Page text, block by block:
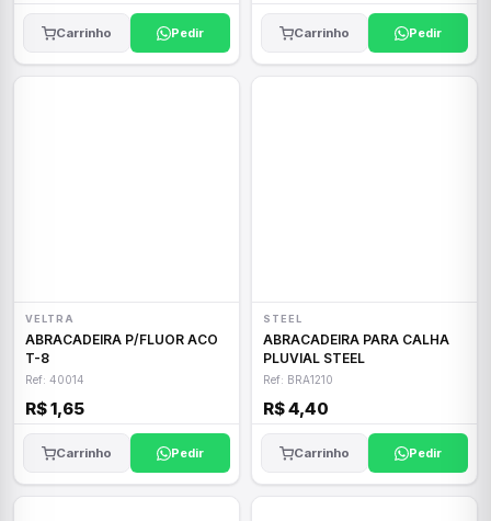
Carrinho Pedir Carrinho Pedir
VELTRA
ABRACADEIRA P/FLUOR ACO
T-8
Ref: 40014
R$ 1,65
Carrinho Pedir
STEEL
ABRACADEIRA PARA CALHA
PLUVIAL STEEL
Ref: BRA1210
R$ 4,40
Carrinho Pedir